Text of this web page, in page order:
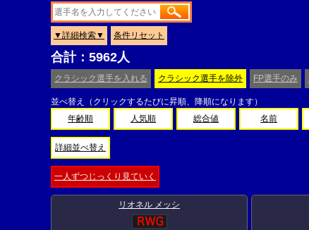
▼詳細検索▼ 条件リセット
合計：5962人
クラシック選手を入れる クラシック選手を除外 FP選手のみ
並べ替え（クリックするたびに昇順、降順になります）
年齢順
人気順 総合値 名前
詳細並べ替え
一人ずつじっくり見ていく
リオネル メッシ